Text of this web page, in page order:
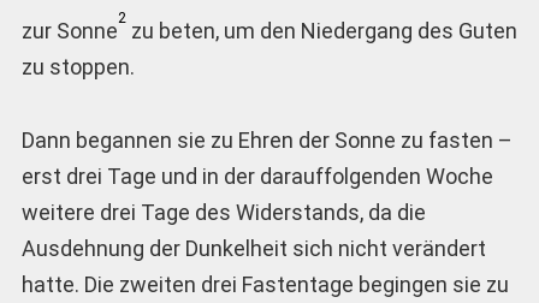
zur Sonne
2
zu beten, um den Niedergang des Guten
zu stoppen.
Dann begannen sie zu Ehren der Sonne zu fasten –
erst drei Tage und in der darauffolgenden Woche
weitere drei Tage des Widerstands, da die
Ausdehnung der Dunkelheit sich nicht verändert
hatte. Die zweiten drei Fastentage begingen sie zu